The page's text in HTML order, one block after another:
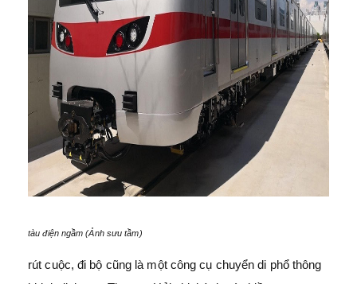
tàu điện ngầm (Ảnh sưu tầm)
rút cuộc, đi bộ cũng là một công cụ chuyển di phổ thông